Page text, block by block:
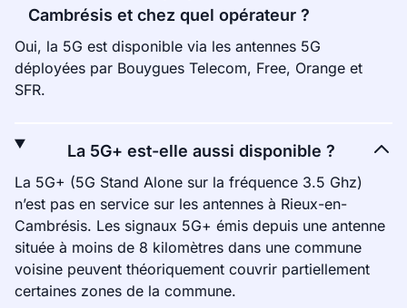
Cambrésis et chez quel opérateur ?
Oui, la 5G est disponible via les antennes 5G
déployées par Bouygues Telecom, Free, Orange et
SFR.
La 5G+ est-elle aussi disponible ?
La 5G+ (5G Stand Alone sur la fréquence 3.5 Ghz)
n’est pas en service sur les antennes à Rieux-en-
Cambrésis. Les signaux 5G+ émis depuis une antenne
située à moins de 8 kilomètres dans une commune
voisine peuvent théoriquement couvrir partiellement
certaines zones de la commune.